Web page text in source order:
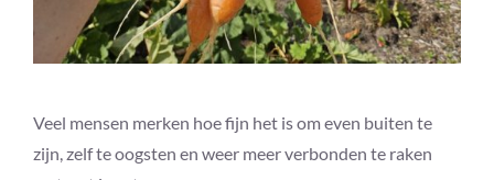
Veel mensen merken hoe fijn het is om even buiten te
zijn, zelf te oogsten en weer meer verbonden te raken